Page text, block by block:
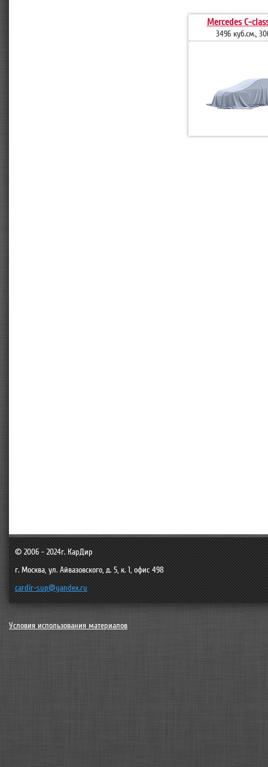
Mercedes C-
3496 куб.см.,
© 2006 - 2024г. КарДир
г. Москва, ул. Айвазовского, д. 5, к. 1, офис 498
cardir-sup@yandex.ru
Условия использования материалов